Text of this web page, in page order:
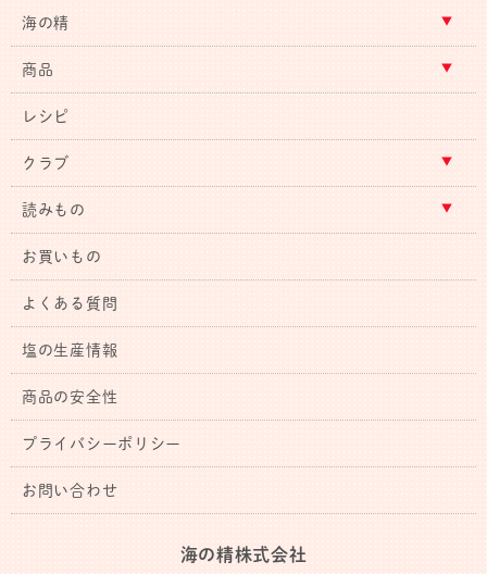
海の精
商品
レシピ
クラブ
読みもの
お買いもの
よくある質問
塩の生産情報
商品の安全性
プライバシーポリシー
お問い合わせ
海の精株式会社